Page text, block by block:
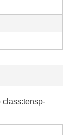
class:tensp-